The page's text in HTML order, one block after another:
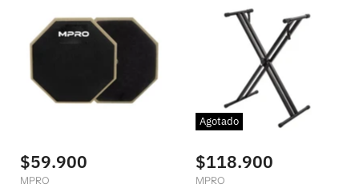
$59.900
MPRO
Agotado
$118.900
MPRO